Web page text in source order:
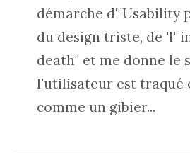
démarche d'"Usability
du design triste, de
death" et me donne le
l'utilisateur est traqué
comme un gibier...